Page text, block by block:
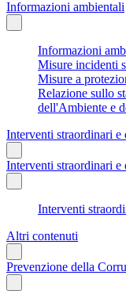
Informazioni ambientali
Informazioni
Misure incidenti
Misure a
Relazione sullo
dell'Ambiente e
Interventi straordinari e
Interventi straordinari e
Interventi
Altri contenuti
Prevenzione della